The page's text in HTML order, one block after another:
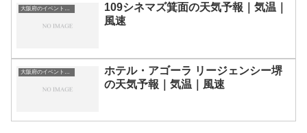
109シネマズ箕面の天気予報｜気温｜
風速
ホテル・アゴーラ リージェンシー堺
の天気予報｜気温｜風速